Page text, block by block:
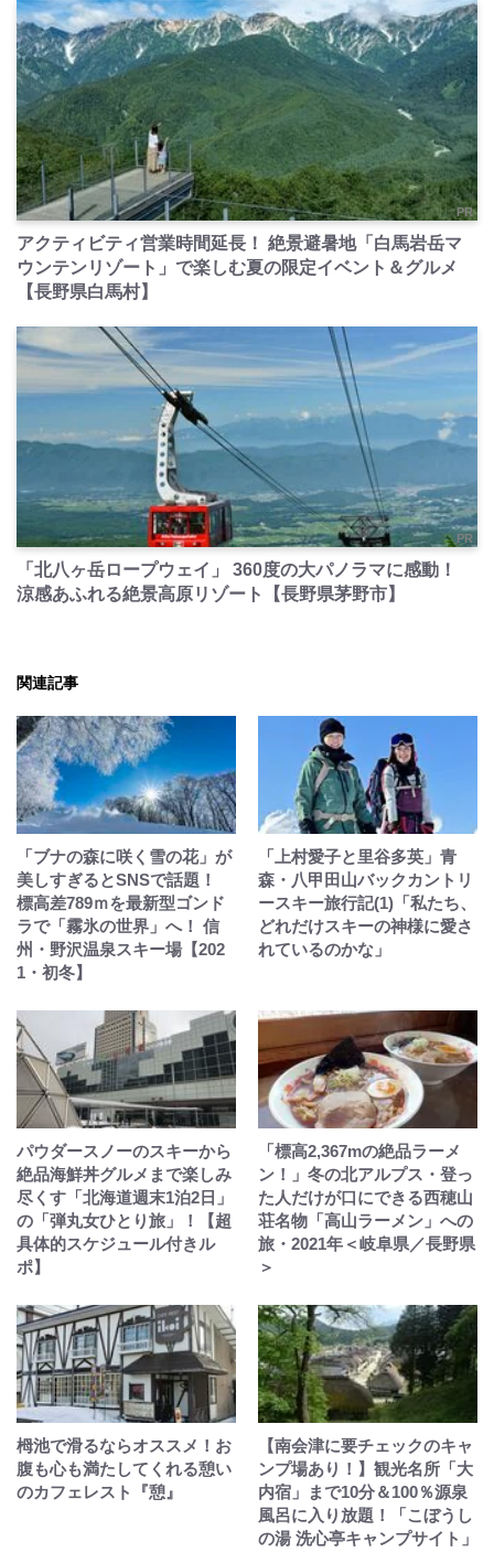
PR
アクティビティ営業時間延長！ 絶景避暑地「白馬岩岳マ
ウンテンリゾート」で楽しむ夏の限定イベント＆グルメ
【長野県白馬村】
PR
「北八ヶ岳ロープウェイ」 360度の大パノラマに感動！
涼感あふれる絶景高原リゾート【長野県茅野市】
関連記事
「ブナの森に咲く雪の花」が
美しすぎるとSNSで話題！
標高差789ｍを最新型ゴンド
ラで「霧氷の世界」へ！ 信
州・野沢温泉スキー場【202
1・初冬】
「上村愛子と里谷多英」青
森・八甲田山バックカントリ
ースキー旅行記(1)「私たち、
どれだけスキーの神様に愛さ
れているのかな」
パウダースノーのスキーから
絶品海鮮丼グルメまで楽しみ
尽くす「北海道週末1泊2日」
の「弾丸女ひとり旅」！【超
具体的スケジュール付きル
ポ】
「標高2,367mの絶品ラーメ
ン！」冬の北アルプス・登っ
た人だけが口にできる西穂山
荘名物「高山ラーメン」への
旅・2021年＜岐阜県／長野県
＞
栂池で滑るならオススメ！お
腹も心も満たしてくれる憩い
のカフェレスト『憩』
【南会津に要チェックのキャ
ンプ場あり！】観光名所「大
内宿」まで10分＆100％源泉
風呂に入り放題！「こぼうし
の湯 洗心亭キャンプサイト」